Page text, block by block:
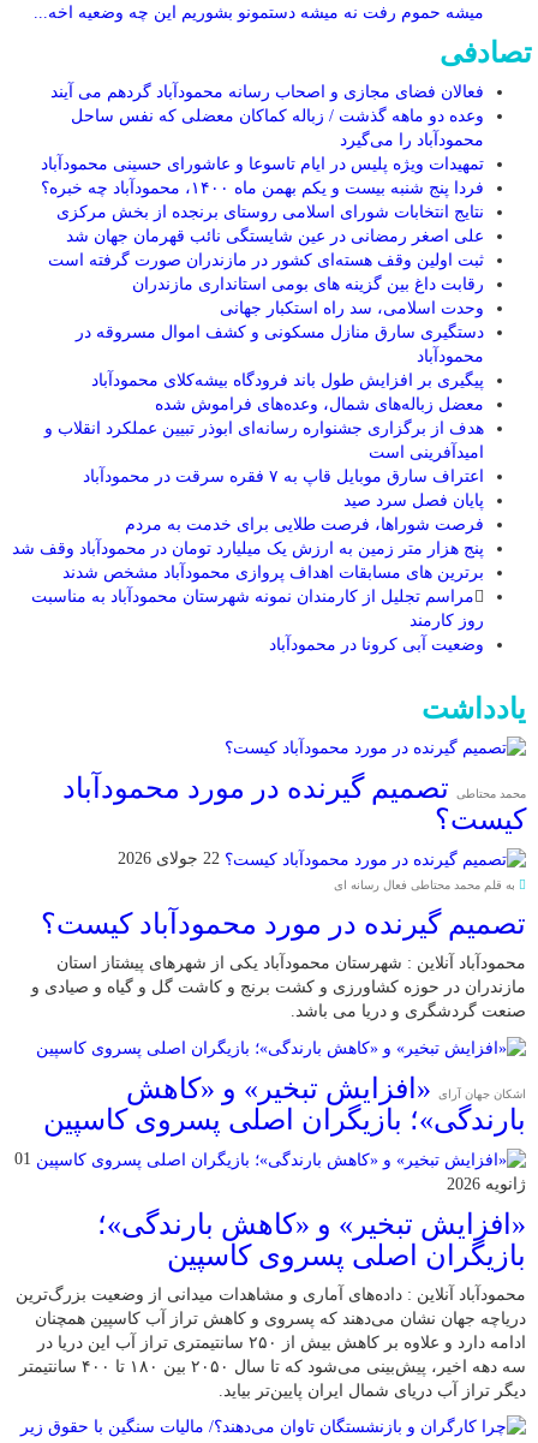
میشه حموم رفت نه میشه دستمونو بشوریم این چه وضعیه اخه...
تصادفی
فعالان فضای مجازی و اصحاب رسانه محمودآباد گردهم می آیند
وعده دو ماهه گذشت / زباله کماکان معضلی که نفس ساحل
محمودآباد را می‌گیرد
تمهیدات ویژه پلیس در ایام تاسوعا و عاشورای حسینی محمودآباد
فردا پنج شنبه بیست و یکم بهمن ماه ۱۴۰۰، محمودآباد چه خبره؟
نتایج انتخابات شورای اسلامی روستای برنجده از بخش مرکزی
علی اصغر رمضانی در عین شایستگی نائب قهرمان جهان شد
ثبت اولین وقف هسته‌ای کشور در مازندران صورت گرفته است
رقابت داغ بین گزینه های بومی استانداری مازندران
وحدت اسلامی، سد راه استکبار جهانی
دستگیری سارق منازل مسکونی و کشف اموال مسروقه در
محمودآباد
پیگیری بر افزایش طول باند فرودگاه بیشه‌کلای محمودآباد
معضل زباله‌های شمال، وعده‌های فراموش شده
هدف از برگزاری جشنواره رسانه‌ای ابوذر تبیین عملکرد انقلاب و
امیدآفرینی است
اعتراف سارق موبایل قاپ به ۷ فقره سرقت در محمودآباد
پایان فصل سرد صید
فرصت شوراها، فرصت طلایی برای خدمت به مردم
پنج هزار متر زمین به ارزش یک میلیارد تومان در محمودآباد وقف شد
برترین های مسابقات اهداف پروازی محمودآباد مشخص شدند
مراسم تجلیل از کارمندان نمونه شهرستان محمودآباد به مناسبت
روز کارمند
وضعیت آبی کرونا در محمودآباد
یادداشت
محمد محتاطی
تصمیم گیرنده در مورد محمودآباد
کیست؟
22 جولای 2026
به قلم محمد محتاطی فعال رسانه ای
تصمیم گیرنده در مورد محمودآباد کیست؟
محمودآباد آنلاین : شهرستان محمودآباد یکی از شهرهای پیشتاز استان
مازندران در حوزه کشاورزی و کشت برنج و کاشت گل و گیاه و صیادی و
صنعت گردشگری و دریا می باشد.
اشکان جهان آرای
«افزایش تبخیر» و «کاهش
بارندگی»؛ بازیگران اصلی پسروی کاسپین
01
ژانویه 2026
«افزایش تبخیر» و «کاهش بارندگی»؛
بازیگران اصلی پسروی کاسپین
محمودآباد آنلاین : داده‌های آماری و مشاهدات میدانی از وضعیت بزرگ‌ترین
دریاچه جهان نشان می‌دهند که پسروی و کاهش تراز آب کاسپین همچنان
ادامه دارد و علاوه بر کاهش بیش از ۲۵۰ سانتیمتری تراز آب این دریا در
سه دهه اخیر، پیش‌بینی می‌شود که تا سال ۲۰۵۰ بین ۱۸۰ تا ۴۰۰ سانتیمتر
دیگر تراز آب دریای شمال ایران پایین‌تر بیاید.